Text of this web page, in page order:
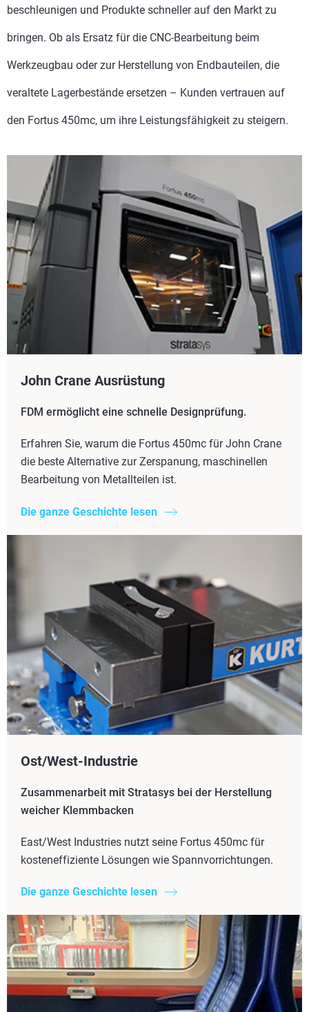
beschleunigen und Produkte schneller auf den Markt zu
bringen. Ob als Ersatz für die CNC-Bearbeitung beim
Werkzeugbau oder zur Herstellung von Endbauteilen, die
veraltete Lagerbestände ersetzen – Kunden vertrauen auf
den Fortus 450mc, um ihre Leistungsfähigkeit zu steigern.
John Crane Ausrüstung
FDM ermöglicht eine schnelle Designprüfung.
Erfahren Sie, warum die Fortus 450mc für John Crane
die beste Alternative zur Zerspanung, maschinellen
Bearbeitung von Metallteilen ist.
Die ganze Geschichte lesen
Ost/West-Industrie
Zusammenarbeit mit Stratasys bei der Herstellung
weicher Klemmbacken
East/West Industries nutzt seine Fortus 450mc für
kosteneffiziente Lösungen wie Spannvorrichtungen.
Die ganze Geschichte lesen